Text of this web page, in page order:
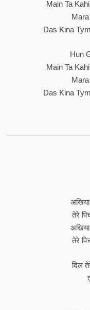
Main Ta
Das Kina
Hun
Main Ta
Das Kina
तेरे
तेरे
दिल